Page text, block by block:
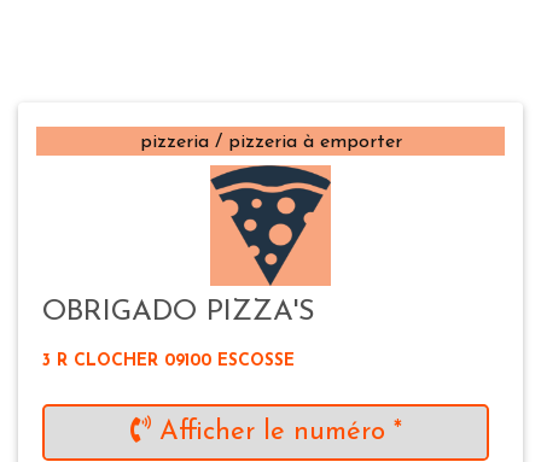
pizzeria / pizzeria à emporter
OBRIGADO PIZZA'S
3 R CLOCHER 09100 ESCOSSE
Afficher le numéro *